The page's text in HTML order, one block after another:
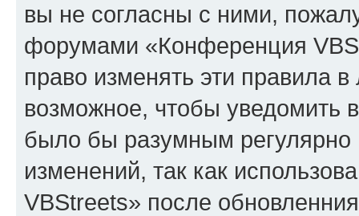
вы не согласны с ними,
форумами «Конференция
право изменять эти правила
возможное, чтобы уведомить
было бы разумным регулярно
изменений, так как
VBStreets» после